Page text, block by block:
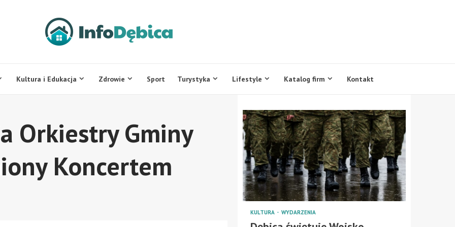
Kultura i Edukacja Zdrowie Sport Turystyka Lifestyle Katalog firm Kontakt
Orkiestry Gminy
Koncertem
KULTURA WYDARZENIA